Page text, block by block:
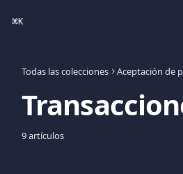
⌘K
Todas las colecciones Aceptación de
9 artículos